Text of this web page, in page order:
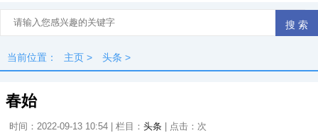
当前位置： 主页 > 头条 >
春始
时间：2022-09-13 10:54 | 栏目： 头条 | 点击： 次